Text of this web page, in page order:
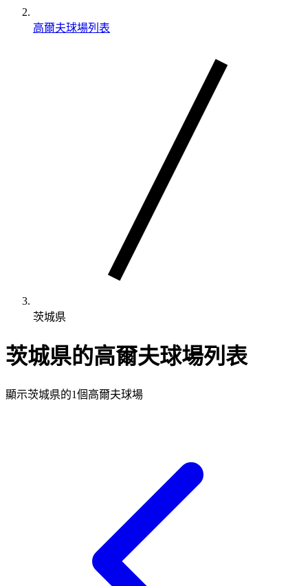
高爾夫球場列表
茨城県
茨城県的高爾夫球場列表
顯示茨城県的1個高爾夫球場